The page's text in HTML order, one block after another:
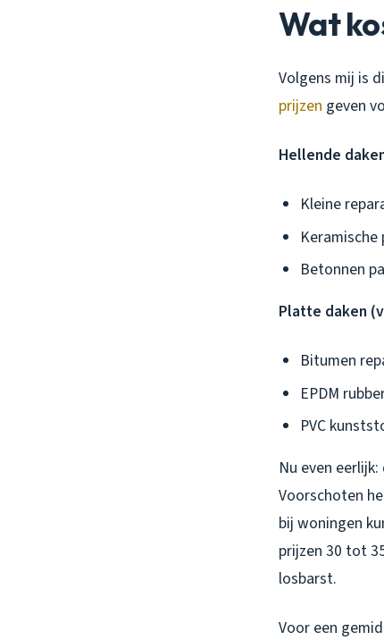
Wat
Volgens mij is
prijzen geven
Hellende
Kleine
Keramische
Betonnen
Platte daken
Bitumen
EPDM
PVC
Nu even
Voorschoten
bij woningen
prijzen 30 tot
losbarst.
Voor een